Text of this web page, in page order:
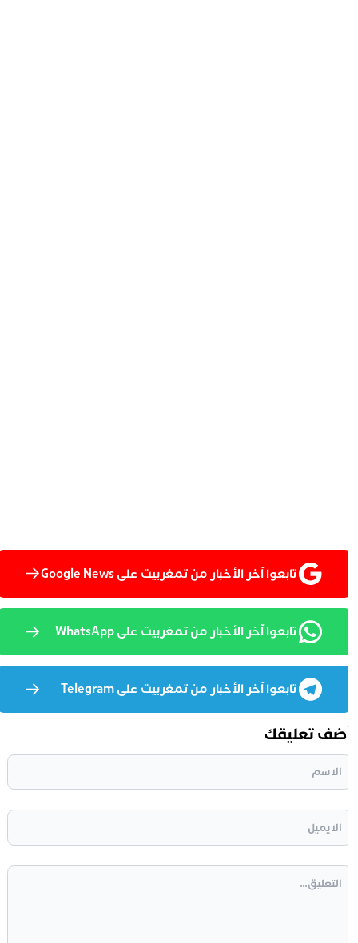
تابعوا آخر الأخبار من تمغربيت على Google News
تابعوا آخر الأخبار من تمغربيت على WhatsApp
تابعوا آخر الأخبار من تمغربيت على Telegram
تعليقك